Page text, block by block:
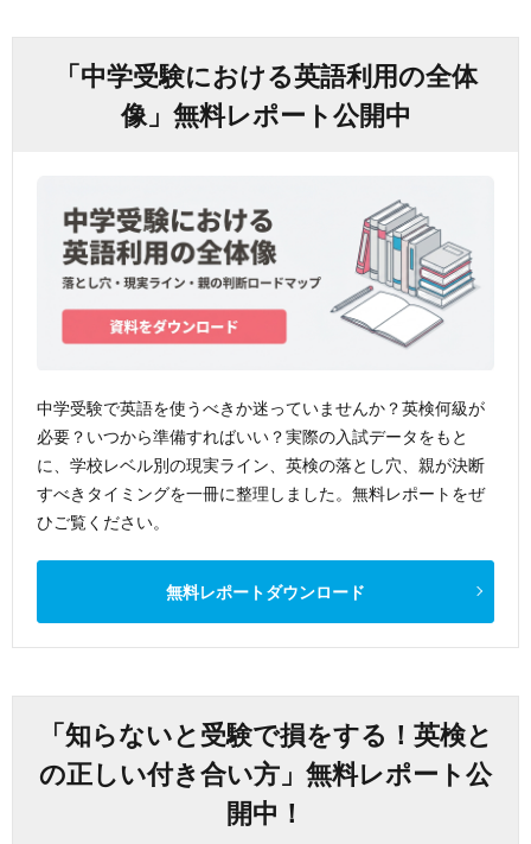
「中学受験における英語利用の全体
像」無料レポート公開中
中学受験で英語を使うべきか迷っていませんか？英検何級が
必要？いつから準備すればいい？実際の入試データをもと
に、学校レベル別の現実ライン、英検の落とし穴、親が決断
すべきタイミングを一冊に整理しました。無料レポートをぜ
ひご覧ください。
無料レポートダウンロード
「知らないと受験で損をする！英検と
の正しい付き合い方」無料レポート公
開中！